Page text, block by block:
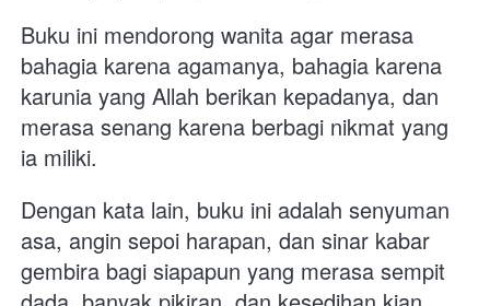
Buku ini mendorong wanita agar merasa
bahagia karena agamanya, bahagia karena
karunia yang Allah berikan kepadanya, dan
merasa senang karena berbagi nikmat yang
ia miliki.
Dengan kata lain, buku ini adalah senyuman
asa, angin sepoi harapan, dan sinar kabar
gembira bagi siapapun yang merasa sempit